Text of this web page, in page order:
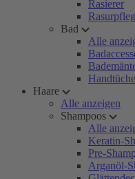
Rasierer
Bad
Alle
Haare
Alle anzeigen
Shampoos
Alle
Keratin-
Pre-
Arganöl-